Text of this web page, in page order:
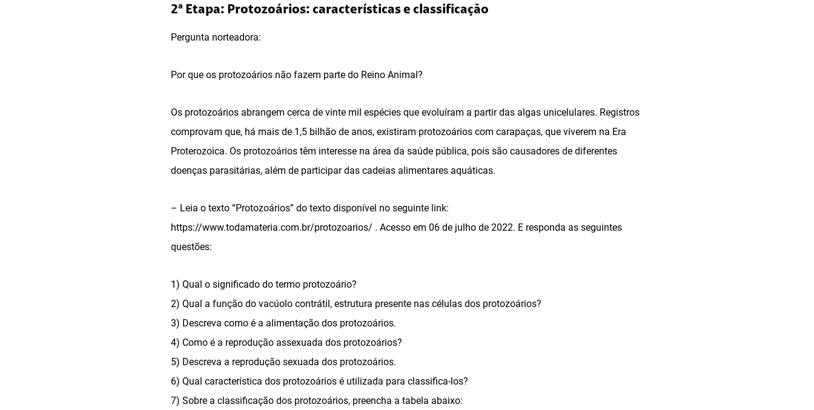
2ª Etapa: Protozoários: características e classificação
Pergunta norteadora:
Por que os protozoários não fazem parte do Reino Animal?
Os protozoários abrangem cerca de vinte mil espécies que evoluíram a partir das algas unicelulares. Registros
comprovam que, há mais de 1,5 bilhão de anos, existiram protozoários com carapaças, que viverem na Era
Proterozoica. Os protozoários têm interesse na área da saúde pública, pois são causadores de diferentes
doenças parasitárias, além de participar das cadeias alimentares aquáticas.
– Leia o texto “Protozoários” do texto disponível no seguinte link:
https://www.todamateria.com.br/protozoarios/ . Acesso em 06 de julho de 2022. E responda as seguintes
questões:
1) Qual o significado do termo protozoário?
2) Qual a função do vacúolo contrátil, estrutura presente nas células dos protozoários?
3) Descreva como é a alimentação dos protozoários.
4) Como é a reprodução assexuada dos protozoários?
5) Descreva a reprodução sexuada dos protozoários.
6) Qual característica dos protozoários é utilizada para classifica-los?
7) Sobre a classificação dos protozoários, preencha a tabela abaixo: